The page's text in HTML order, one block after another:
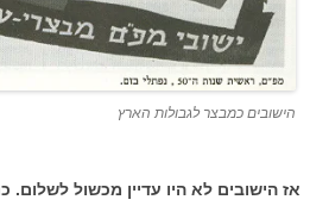
הישובים כמבצר לגבולות הארץ
אז הישובים לא היו עדיין מכשול